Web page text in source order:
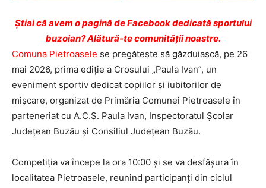
Ştiai că avem o pagină de Facebook dedicată sportului
buzoian? Alătură-te comunității noastre.
Comuna Pietroasele se pregătește să găzduiască, pe 26
mai 2026, prima ediție a Crosului „Paula Ivan”, un
eveniment sportiv dedicat copiilor și iubitorilor de
mișcare, organizat de Primăria Comunei Pietroasele în
parteneriat cu A.C.S. Paula Ivan, Inspectoratul Școlar
Județean Buzău și Consiliul Județean Buzău.
Competiția va începe la ora 10:00 și se va desfășura în
localitatea Pietroasele, reunind participanți din ciclul